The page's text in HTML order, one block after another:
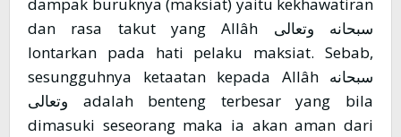
dan rasa takut yang Allâh سبحانه وتعالى
lontarkan pada hati pelaku maksiat. Sebab,
sesungguhnya ketaatan kepada Allâh سبحانه
وتعالى adalah benteng terbesar yang bila
dimasuki seseorang maka ia akan aman dari